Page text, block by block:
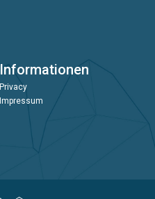
Informationen
Privacy
Impressum